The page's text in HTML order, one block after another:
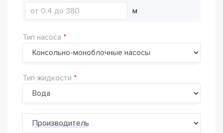
м
Тип насоса
Тип жидкости
Производитель